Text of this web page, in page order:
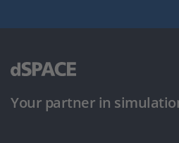
Your partner in